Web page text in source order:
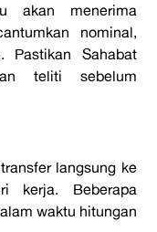
akan menerima
nominal,
Pastikan Sahabat
teliti sebelum
langsung ke
kerja. Beberapa
waktu hitungan